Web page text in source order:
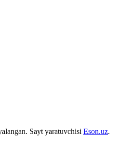
Sayt yaratuvchisi Eson.uz.